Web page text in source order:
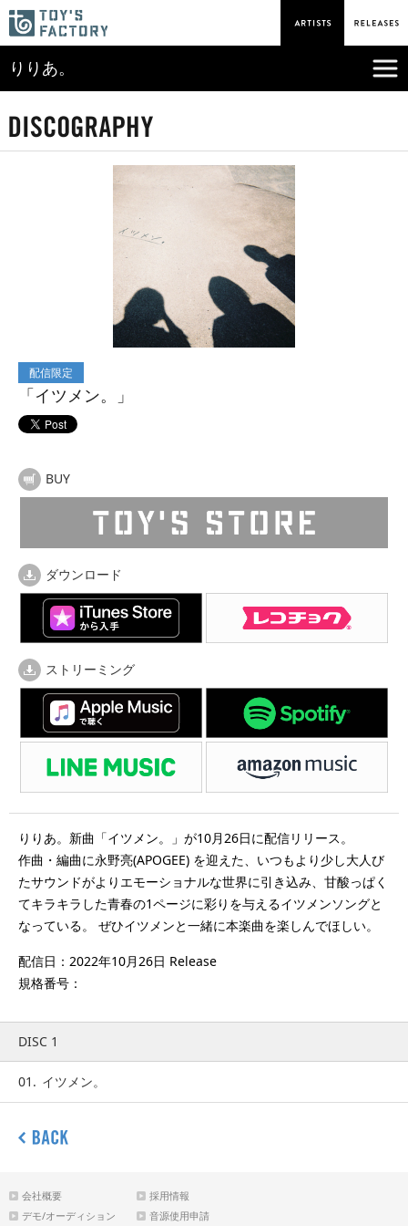
りりあ。
配信限定
「イツメン。」
BUY
ダウンロード
ストリーミング
りりあ。新曲「イツメン。」が10月26日に配信リリース。
作曲・編曲に永野亮(APOGEE) を迎えた、いつもより少し大人び
たサウンドがよりエモーショナルな世界に引き込み、甘酸っぱく
てキラキラした青春の1ページに彩りを与えるイツメンソングと
なっている。 ぜひイツメンと一緒に本楽曲を楽しんでほしい。
配信日：2022年10月26日 Release
規格番号：
DISC 1
01. イツメン。
会社概要
採用情報
デモ/オーディション
音源使用申請